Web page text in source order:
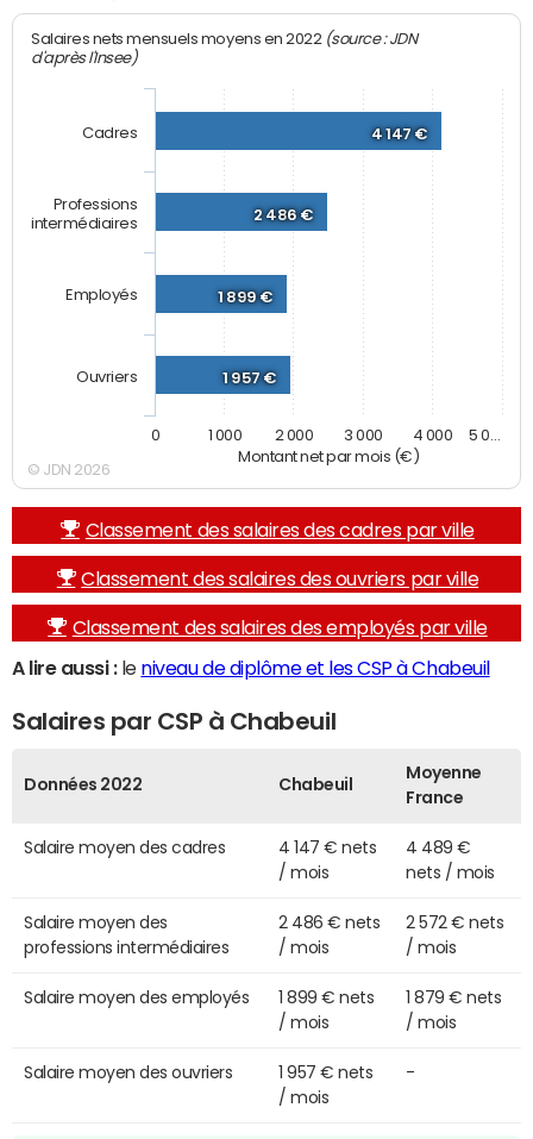
Montant net par mois (€)
Salaires nets mensuels moyens en 2022 (source : JDN
d'après l'Insee)
4 147 €
2 486 €
1 899 €
1 957 €
Cadres
Professions
intermédiaires
Employés
Ouvriers
0 1 000 2 000 3 000 4 000 5 0…
© JDN 2026
Classement des salaires des cadres par ville
Classement des salaires des ouvriers par ville
Classement des salaires des employés par ville
A lire aussi :le niveau de diplôme et les CSP à Chabeuil
Salaires par CSP à Chabeuil
Données 2022 Chabeuil
Moyenne
France
Salaire moyen des cadres
4 147 € nets
/ mois
4 489 €
nets / mois
Salaire moyen des
professions intermédiaires
2 486 € nets
/ mois
2 572 € nets
/ mois
Salaire moyen des employés
1 899 € nets
/ mois
1 879 € nets
/ mois
Salaire moyen des ouvriers
1 957 € nets
/ mois
-